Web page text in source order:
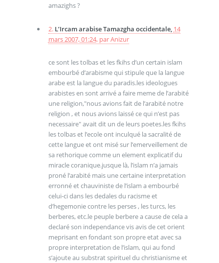
amazighs ?
2. L’Ircam arabise Tamazgha occidentale, 14
mars 2007, 01:24, parAnizur
ce sont les tolbas et les fkihs d’un certain islam
embourbé d’arabisme qui stipule que la langue
arabe est la langue du paradis.les ideologues
arabistes en sont arrivé a faire meme de l’arabité
une religion,"nous avions fait de l’arabité notre
religion , et nous avions laissé ce qui n’est pas
necessaire" avait dit un de leurs poetes.les fkihs
les tolbas et l’ecole ont inculqué la sacralité de
cette langue et ont misé sur l’emerveillement de
sa rethorique comme un element explicatif du
miracle coranique.jusque là, l’islam n’a jamais
proné l’arabité mais une certaine interpretation
erronné et chauviniste de l’islam a embourbé
celui-ci dans les dedales du racisme et
d’hegemonie contre les perses , les turcs, les
berberes, etc.le peuple berbere a cause de cela a
declaré son independance vis avis de cet orient
meprisant en fondant son propre etat avec sa
propre interpretation de l’islam, qui au fond
s’ajoute au substrat spirituel du christianisme et